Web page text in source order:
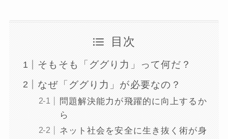
目次
そもそも「ググり力」って何だ？
なぜ「ググり力」が必要なの？
問題解決能力が飛躍的に向上するか
ら
ネット社会を安全に生き抜く術が身